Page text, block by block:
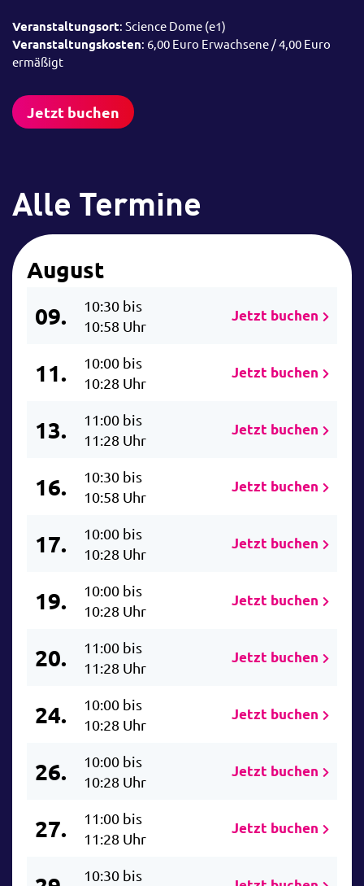
Veranstaltungsort: Science Dome (e1)
Veranstaltungskosten: 6,00 Euro Erwachsene / 4,00 Euro
ermäßigt
Jetzt buchen
Alle Termine
August
09.
10:30 bis
10:58 Uhr
Jetzt buchen
11.
10:00 bis
10:28 Uhr
Jetzt buchen
13.
11:00 bis
11:28 Uhr
Jetzt buchen
16.
10:30 bis
10:58 Uhr
Jetzt buchen
17.
10:00 bis
10:28 Uhr
Jetzt buchen
19.
10:00 bis
10:28 Uhr
Jetzt buchen
20.
11:00 bis
11:28 Uhr
Jetzt buchen
24.
10:00 bis
10:28 Uhr
Jetzt buchen
26.
10:00 bis
10:28 Uhr
Jetzt buchen
27.
11:00 bis
11:28 Uhr
Jetzt buchen
10:30 bis